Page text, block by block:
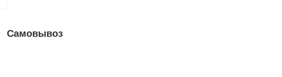
Самовывоз